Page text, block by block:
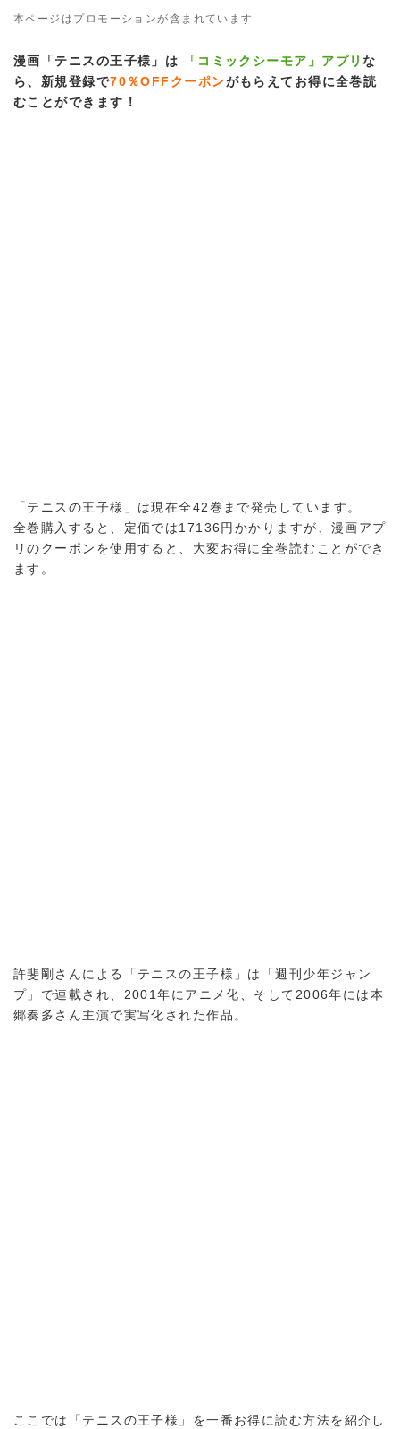
本ページはプロモーションが含まれています
漫画「テニスの王子様」は 「コミックシーモア」アプリな
ら、新規登録で70％OFFクーポンがもらえてお得に全巻読
むことができます！
「テニスの王子様」は現在全42巻まで発売しています。
全巻購入すると、定価では17136円かかりますが、漫画アプ
リのクーポンを使用すると、大変お得に全巻読むことができ
ます。
許斐剛さんによる「テニスの王子様」は「週刊少年ジャン
プ」で連載され、2001年にアニメ化、そして2006年には本
郷奏多さん主演で実写化された作品。
ここでは「テニスの王子様」を一番お得に読む方法を紹介し